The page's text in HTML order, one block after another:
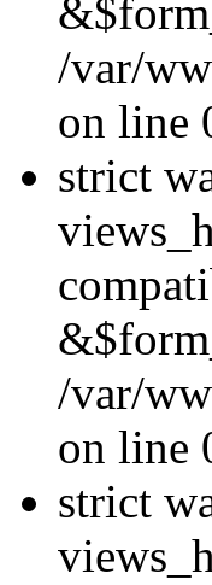
/var/
on line
strict
/var/
on line
strict